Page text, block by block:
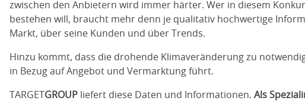
zwischen den Anbietern wird immer härter. Wer in diesem
bestehen will, braucht mehr denn je qualitativ hochwertige
Markt, über seine Kunden und über Trends.
Hinzu kommt, dass die drohende Klimaveränderung zu
in Bezug auf Angebot und Vermarktung führt.
TARGET GROUP liefert diese Daten und Informationen. Als